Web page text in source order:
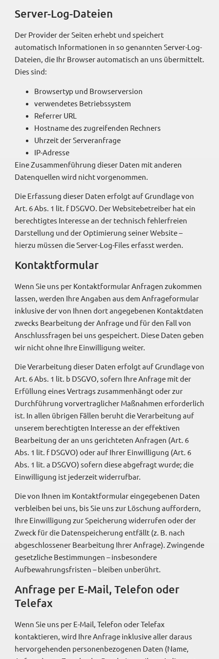
Server-Log-Dateien
Der Provider der Seiten erhebt und speichert
automatisch Informationen in so genannten Server-Log-
Dateien, die Ihr Browser automatisch an uns übermittelt.
Dies sind:
Browsertyp und Browserversion
verwendetes Betriebssystem
Referrer URL
Hostname des zugreifenden Rechners
Uhrzeit der Serveranfrage
IP-Adresse
Eine Zusammenführung dieser Daten mit anderen
Datenquellen wird nicht vorgenommen.
Die Erfassung dieser Daten erfolgt auf Grundlage von
Art. 6 Abs. 1 lit. f DSGVO. Der Websitebetreiber hat ein
berechtigtes Interesse an der technisch fehlerfreien
Darstellung und der Optimierung seiner Website –
hierzu müssen die Server-Log-Files erfasst werden.
Kontaktformular
Wenn Sie uns per Kontaktformular Anfragen zukommen
lassen, werden Ihre Angaben aus dem Anfrageformular
inklusive der von Ihnen dort angegebenen Kontaktdaten
zwecks Bearbeitung der Anfrage und für den Fall von
Anschlussfragen bei uns gespeichert. Diese Daten geben
wir nicht ohne Ihre Einwilligung weiter.
Die Verarbeitung dieser Daten erfolgt auf Grundlage von
Art. 6 Abs. 1 lit. b DSGVO, sofern Ihre Anfrage mit der
Erfüllung eines Vertrags zusammenhängt oder zur
Durchführung vorvertraglicher Maßnahmen erforderlich
ist. In allen übrigen Fällen beruht die Verarbeitung auf
unserem berechtigten Interesse an der effektiven
Bearbeitung der an uns gerichteten Anfragen (Art. 6
Abs. 1 lit. f DSGVO) oder auf Ihrer Einwilligung (Art. 6
Abs. 1 lit. a DSGVO) sofern diese abgefragt wurde; die
Einwilligung ist jederzeit widerrufbar.
Die von Ihnen im Kontaktformular eingegebenen Daten
verbleiben bei uns, bis Sie uns zur Löschung auffordern,
Ihre Einwilligung zur Speicherung widerrufen oder der
Zweck für die Datenspeicherung entfällt (z. B. nach
abgeschlossener Bearbeitung Ihrer Anfrage). Zwingende
gesetzliche Bestimmungen – insbesondere
Aufbewahrungsfristen – bleiben unberührt.
Anfrage per E-Mail, Telefon oder
Telefax
Wenn Sie uns per E-Mail, Telefon oder Telefax
kontaktieren, wird Ihre Anfrage inklusive aller daraus
hervorgehenden personenbezogenen Daten (Name,